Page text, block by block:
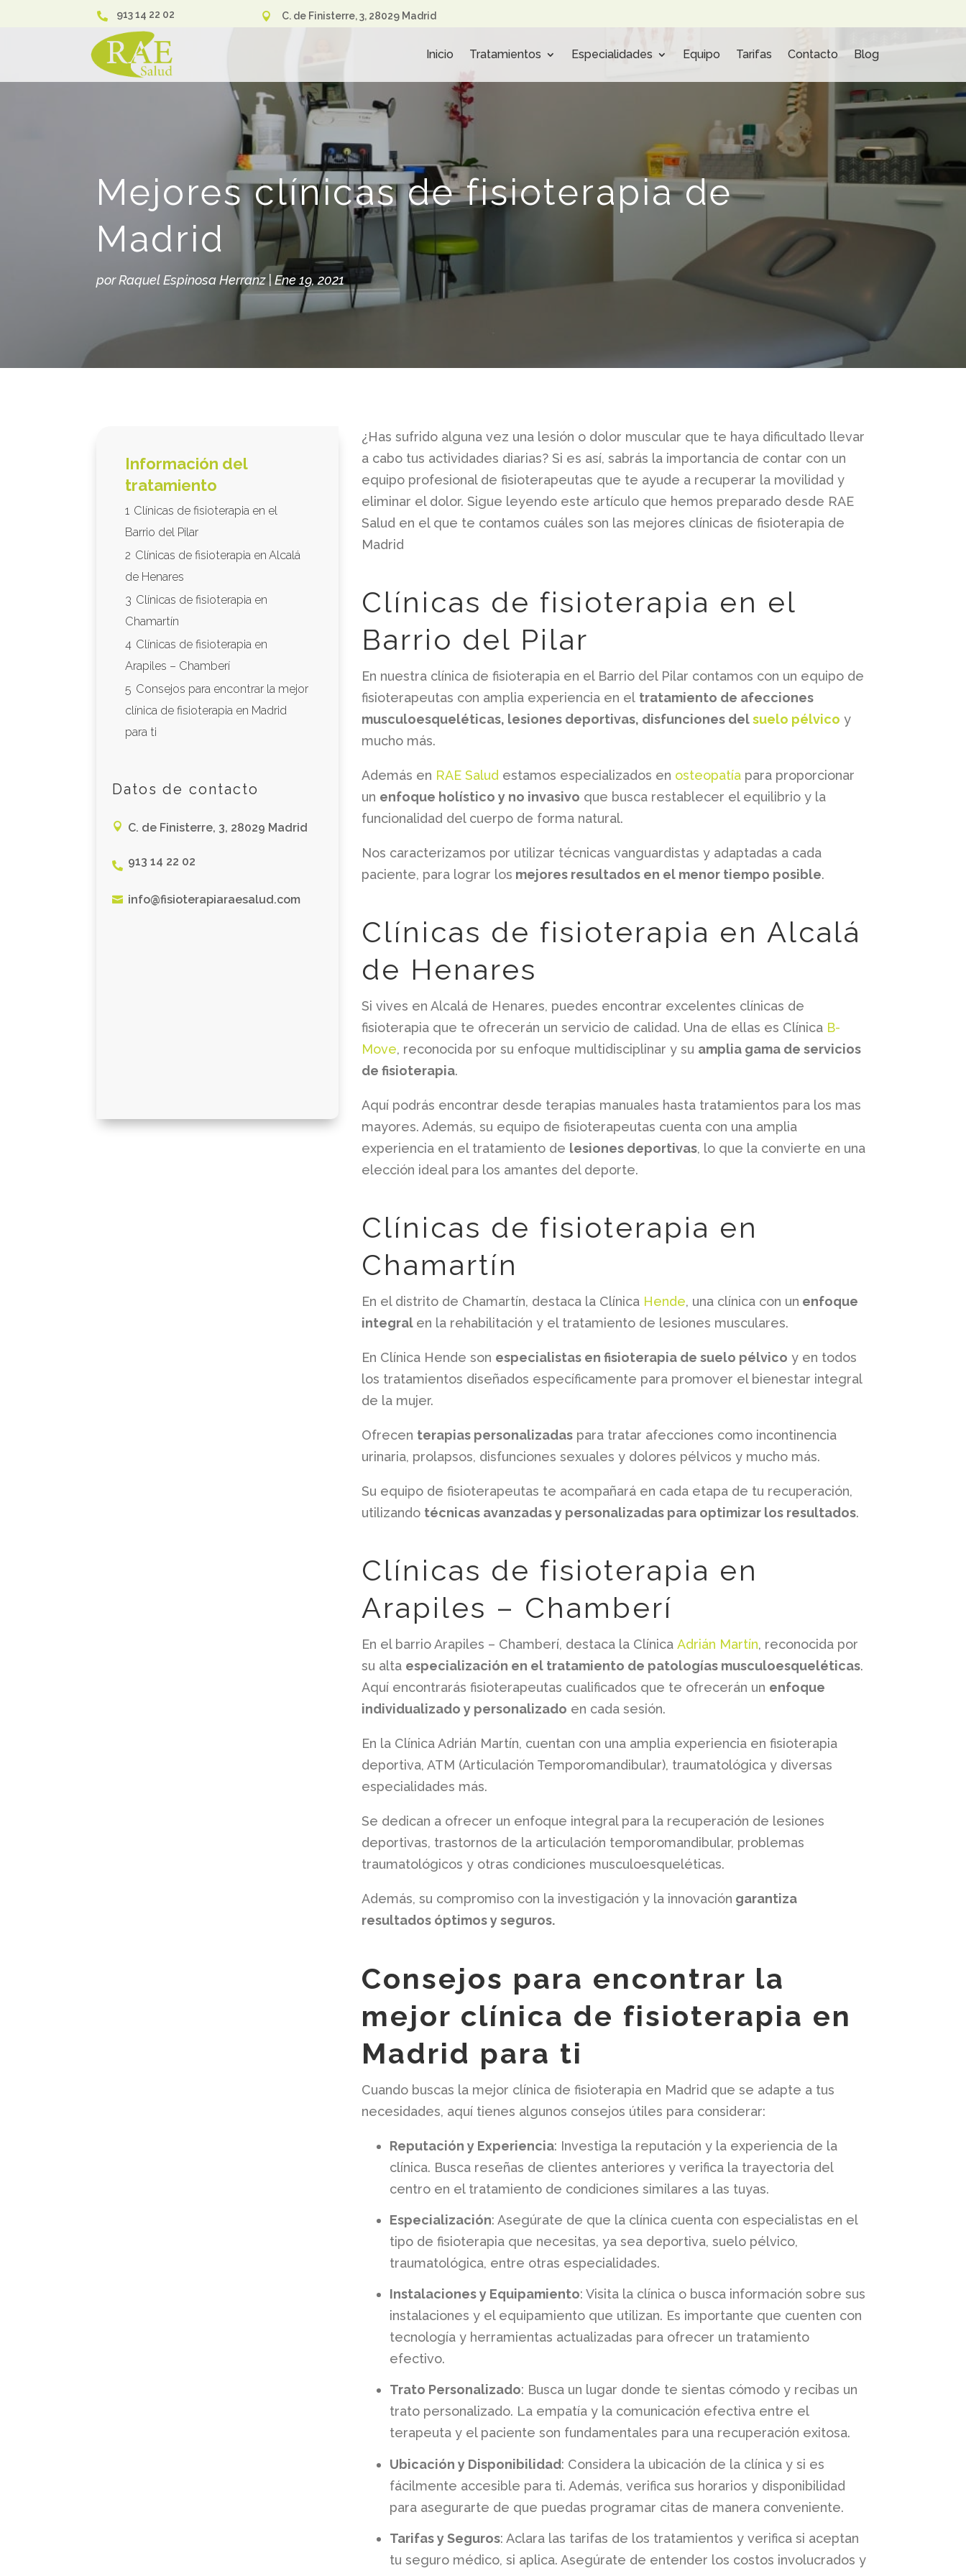
 913 14 22 02  C. de Finisterre, 3, 28029 Madrid
Inicio Tratamientos Especialidades Equipo Tarifas Contacto Blog
Mejores clínicas de fisioterapia de
Madrid
porRaquel Espinosa Herranz|Ene 19, 2021
Información del
tratamiento
1 Clínicas de fisioterapia en el
Barrio del Pilar
2 Clínicas de fisioterapia en Alcalá
de Henares
3 Clínicas de fisioterapia en
Chamartín
4 Clínicas de fisioterapia en
Arapiles – Chamberí
5 Consejos para encontrar la mejor
clínica de fisioterapia en Madrid
para ti
Datos de contacto
 C. de Finisterre, 3, 28029 Madrid
 913 14 22 02
 info@fisioterapiaraesalud.com
¿Has sufrido alguna vez una lesión o dolor muscular que te haya dificultado llevar
a cabo tus actividades diarias? Si es así, sabrás la importancia de contar con un
equipo profesional de fisioterapeutas que te ayude a recuperar la movilidad y
eliminar el dolor. Sigue leyendo este artículo que hemos preparado desde RAE
Salud en el que te contamos cuáles son las mejores clínicas de fisioterapia de
Madrid
Clínicas de fisioterapia en el
Barrio del Pilar
En nuestra clínica de fisioterapia en el Barrio del Pilar contamos con un equipo de
fisioterapeutas con amplia experiencia en el tratamiento de afecciones
musculoesqueléticas, lesiones deportivas, disfunciones delsuelo pélvico y
mucho más.
Además en RAE Salud estamos especializados en osteopatíapara proporcionar
un enfoque holístico y no invasivo que busca restablecer el equilibrio y la
funcionalidad del cuerpo de forma natural.
Nos caracterizamos por utilizar técnicas vanguardistas y adaptadas a cada
paciente, para lograr los mejores resultados en el menor tiempo posible.
Clínicas de fisioterapia en Alcalá
de Henares
Si vives en Alcalá de Henares, puedes encontrar excelentes clínicas de
fisioterapia que te ofrecerán un servicio de calidad. Una de ellas es Clínica B-
Move, reconocida por su enfoque multidisciplinar y su amplia gama de servicios
de fisioterapia.
Aquí podrás encontrar desde terapias manuales hasta tratamientos para los mas
mayores. Además, su equipo de fisioterapeutas cuenta con una amplia
experiencia en el tratamiento de lesiones deportivas, lo que la convierte en una
elección ideal para los amantes del deporte.
Clínicas de fisioterapia en
Chamartín
En el distrito de Chamartín, destaca la Clínica Hende, una clínica con un enfoque
integral en la rehabilitación y el tratamiento de lesiones musculares.
En Clínica Hende son especialistas en fisioterapia de suelo pélvico y en todos
los tratamientos diseñados específicamente para promover el bienestar integral
de la mujer.
Ofrecen terapias personalizadaspara tratar afecciones como incontinencia
urinaria, prolapsos, disfunciones sexuales y dolores pélvicos y mucho más.
Su equipo de fisioterapeutas te acompañará en cada etapa de tu recuperación,
utilizando técnicas avanzadas y personalizadas para optimizar los resultados.
Clínicas de fisioterapia en
Arapiles – Chamberí
En el barrio Arapiles – Chamberí, destaca la Clínica Adrián Martín, reconocida por
su alta especialización en el tratamiento de patologías musculoesqueléticas.
Aquí encontrarás fisioterapeutas cualificados que te ofrecerán un enfoque
individualizado y personalizado en cada sesión.
En la Clínica Adrián Martín, cuentan con una amplia experiencia en fisioterapia
deportiva, ATM (Articulación Temporomandibular), traumatológica y diversas
especialidades más.
Se dedican a ofrecer un enfoque integral para la recuperación de lesiones
deportivas, trastornos de la articulación temporomandibular, problemas
traumatológicos y otras condiciones musculoesqueléticas.
Además, su compromiso con la investigación y la innovación garantiza
resultados óptimos y seguros.
Consejos para encontrar la
mejor clínica de fisioterapia en
Madrid para ti
Cuando buscas la mejor clínica de fisioterapia en Madrid que se adapte a tus
necesidades, aquí tienes algunos consejos útiles para considerar:
Reputación y Experiencia: Investiga la reputación y la experiencia de la
clínica. Busca reseñas de clientes anteriores y verifica la trayectoria del
centro en el tratamiento de condiciones similares a las tuyas.
Especialización: Asegúrate de que la clínica cuenta con especialistas en el
tipo de fisioterapia que necesitas, ya sea deportiva, suelo pélvico,
traumatológica, entre otras especialidades.
Instalaciones y Equipamiento: Visita la clínica o busca información sobre sus
instalaciones y el equipamiento que utilizan. Es importante que cuenten con
tecnología y herramientas actualizadas para ofrecer un tratamiento
efectivo.
Trato Personalizado: Busca un lugar donde te sientas cómodo y recibas un
trato personalizado. La empatía y la comunicación efectiva entre el
terapeuta y el paciente son fundamentales para una recuperación exitosa.
Ubicación y Disponibilidad: Considera la ubicación de la clínica y si es
fácilmente accesible para ti. Además, verifica sus horarios y disponibilidad
para asegurarte de que puedas programar citas de manera conveniente.
Tarifas y Seguros: Aclara las tarifas de los tratamientos y verifica si aceptan
tu seguro médico, si aplica. Asegúrate de entender los costos involucrados y